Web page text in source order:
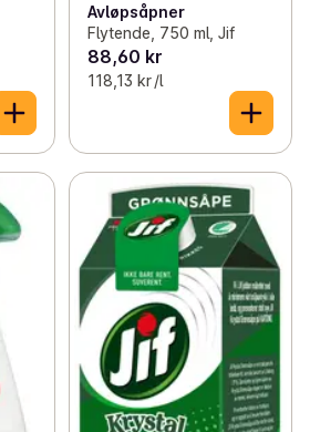
Avløpsåpner
Flytende, 750 ml, Jif
88,60 kr
118,13 kr /l